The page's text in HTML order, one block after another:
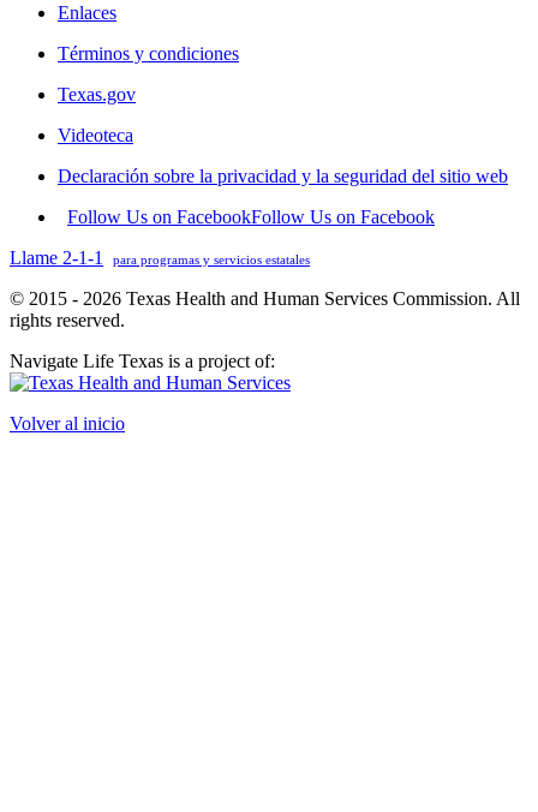
Enlaces
Términos y condiciones
Texas.gov
Videoteca
Declaración sobre la privacidad y la seguridad del sitio web
Follow Us on FacebookFollow Us on Facebook
Llame 2-1-1
para programas y servicios estatales
© 2015 - 2026 Texas Health and Human Services Commission. All
rights reserved.
Navigate Life Texas is a project of:
Volver al inicio